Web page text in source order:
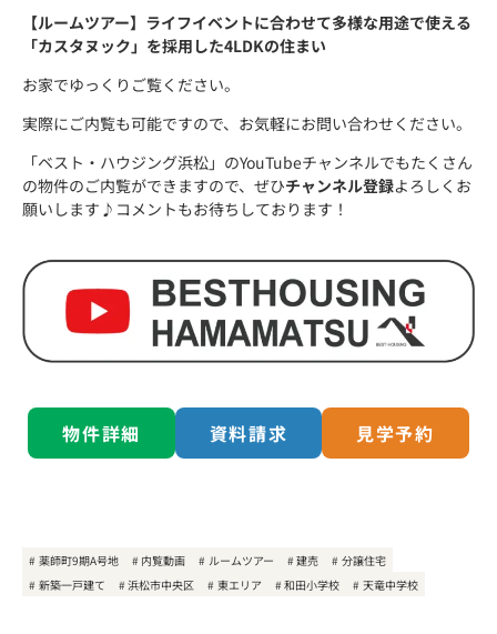
【ルームツアー】ライフイベントに合わせて多様な用途で使える
「カスタヌック」を採用した4LDKの住まい
お家でゆっくりご覧ください。
実際にご内覧も可能ですので、お気軽にお問い合わせください。
「ベスト・ハウジング浜松」のYouTubeチャンネルでもたくさん
の物件のご内覧ができますので、ぜひチャンネル登録よろしくお
願いします♪コメントもお待ちしております！
物件詳細 資料請求 見学予約
薬師町9期A号地 内覧動画 ルームツアー 建売
分譲住宅
新築一戸建て
浜松市中央区 東エリア 和田小学校 天竜中学校